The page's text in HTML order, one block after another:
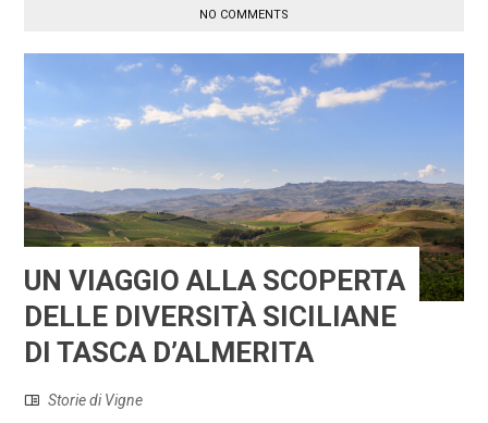
NO COMMENTS
UN VIAGGIO ALLA SCOPERTA
DELLE DIVERSITÀ SICILIANE
DI TASCA D’ALMERITA
Storie di Vigne